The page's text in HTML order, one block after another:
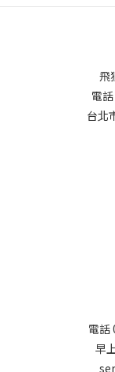
飛
電
台北
電話
早